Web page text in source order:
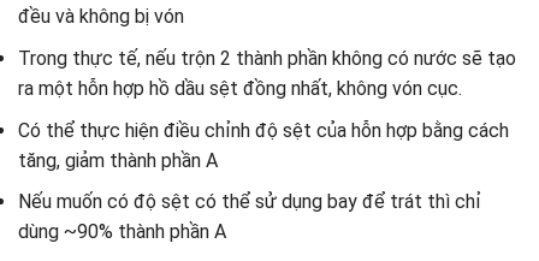
đều và không bị vón
Trong thực tế, nếu trộn 2 thành phần không có nước sẽ tạo
ra một hỗn hợp hồ dầu sệt đồng nhất, không vón cục.
Có thể thực hiện điều chỉnh độ sệt của hỗn hợp bằng cách
tăng, giảm thành phần A
Nếu muốn có độ sệt có thể sử dụng bay để trát thì chỉ
dùng ~90% thành phần A